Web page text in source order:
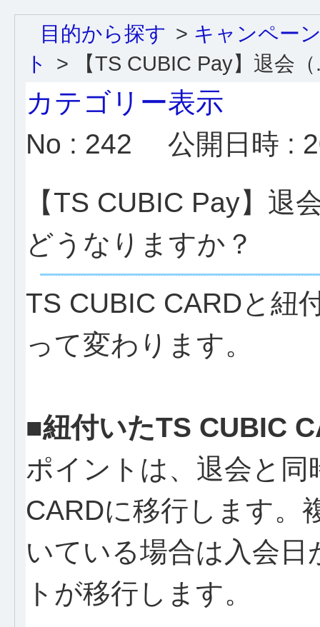
目的から探す > キャンペー
ト
> 【TS CUBIC Pay】退会
カテゴリー表示
No : 242
公開日時 :
【TS CUBIC Pay】退
どうなりますか？
TS CUBIC CARDと紐
って変わります。
■紐付いたTS CUBIC
ポイントは、退会と
CARDに移行します。
いている場合は入会
トが移行します。